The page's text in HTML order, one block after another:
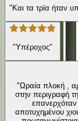
"Και τα τρία ήταν
"Υπέροχος"
"Ωραία πλοκή ,
στην περιγραφή
αποτυχημένου